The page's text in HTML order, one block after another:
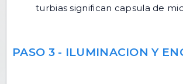
turbias significan capsula de
PASO 3 - ILUMINACION Y